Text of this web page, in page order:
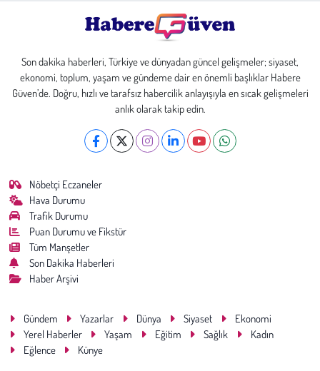
Son dakika haberleri, Türkiye ve dünyadan güncel gelişmeler; siyaset,
ekonomi, toplum, yaşam ve gündeme dair en önemli başlıklar Habere
Güven’de. Doğru, hızlı ve tarafsız habercilik anlayışıyla en sıcak gelişmeleri
anlık olarak takip edin.
Nöbetçi Eczaneler
Hava Durumu
Trafik Durumu
Puan Durumu ve Fikstür
Tüm Manşetler
Son Dakika Haberleri
Haber Arşivi
Gündem Yazarlar Dünya Siyaset
Ekonomi
Yerel Haberler
Yaşam Eğitim Sağlık
Kadın
Eğlence
Künye